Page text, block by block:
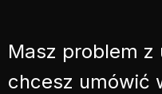
Masz problem
chcesz umówić